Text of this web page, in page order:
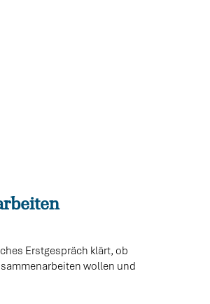
Erstgespräch klärt, ob
wollen und